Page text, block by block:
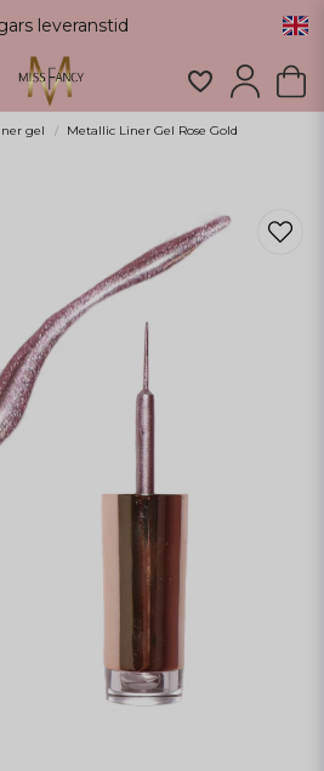
leveranstid
gel Metallic Liner Gel Rose Gold